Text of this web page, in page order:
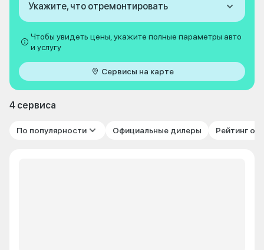
Укажите, что отремонтировать
Чтобы увидеть цены, укажите полные параметры авто
и услугу
Сервисы на карте
4 сервиса
По популярности Официальные дилеры Рейтинг